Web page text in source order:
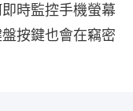
時監控手機螢幕
按鍵也會在竊密